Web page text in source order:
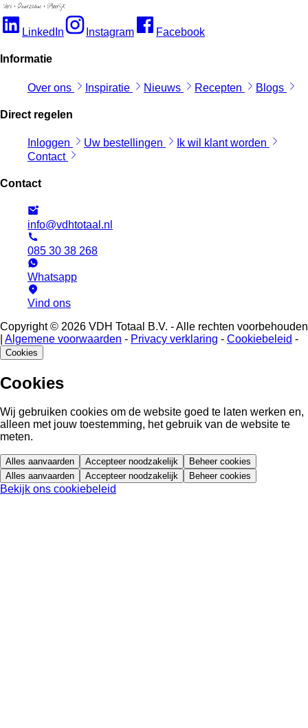
LinkedIn Instagram Facebook
Informatie
Over ons Inspiratie Nieuws Recepten Blogs
Direct regelen
Inloggen Uw bestellingen
Ik wil klant worden
Contact
Contact
info@vdhtotaal.nl
085 30 38 268
Whatsapp
Vind ons
Copyright © 2026 VDH Totaal B.V. - Alle rechten voorbehouden
Algemene voorwaarden - Privacy verklaring - Cookiebeleid -
Cookies
Cookies
Wij gebruiken cookies om de website goed te laten werken en,
alleen met jouw toestemming, het gebruik van de website te
meten.
Alles aanvaarden Accepteer noodzakelijk
Beheer cookies
Alles aanvaarden
Accepteer noodzakelijk Beheer cookies
Bekijk ons cookiebeleid